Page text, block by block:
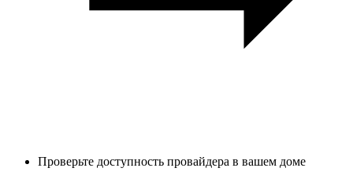
Проверьте доступность провайдера в вашем доме